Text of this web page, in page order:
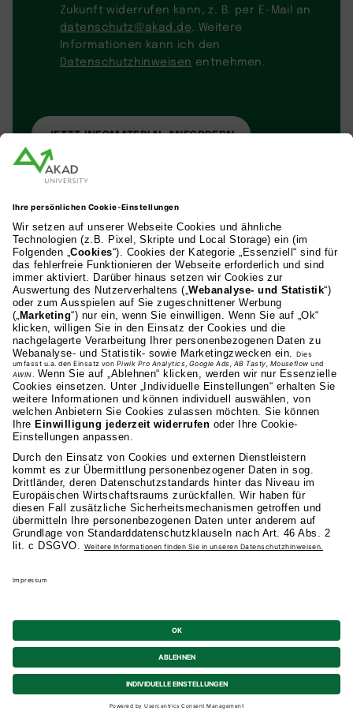
Zukunft widerrufen kann, z. B. per E-Mail an
datenschutz@akad.de . Weitere
Informationen kann ich den
Datenschutzhinweisen entnehmen.
AKAD Bildungsgesellschaft mbH
Heilbronner Strasse 86
70191 Stuttgart
0711 81495-400
Studienangebot
Fakultäten
AKAD
Datenschutz
Allgemeine Studienbedingungen